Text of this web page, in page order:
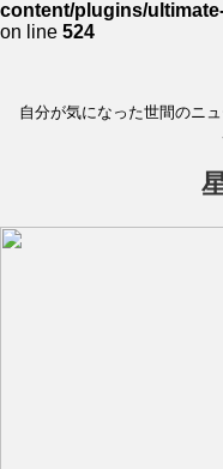
content/plugins/
on line 524
自分が気になった世間のニ